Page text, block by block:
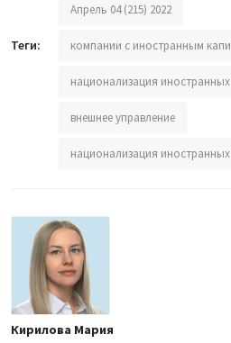
Теги:
Апрель 04 (215) 2022
компании с иностранным
национализация
внешнее управление
национализация
Кирилова Мария